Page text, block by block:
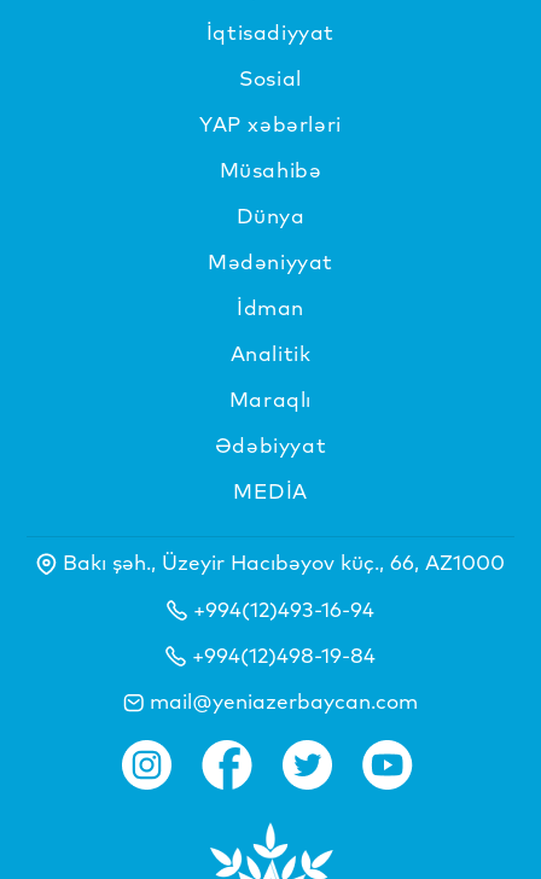
İqtisadiyyat
Sosial
YAP xəbərləri
Müsahibə
Dünya
Mədəniyyat
İdman
Analitik
Maraqlı
Ədəbiyyat
MEDİA
Bakı şəh., Üzeyir Hacıbəyov küç., 66, AZ1000
+994(12)493-16-94
+994(12)498-19-84
mail@yeniazerbaycan.com